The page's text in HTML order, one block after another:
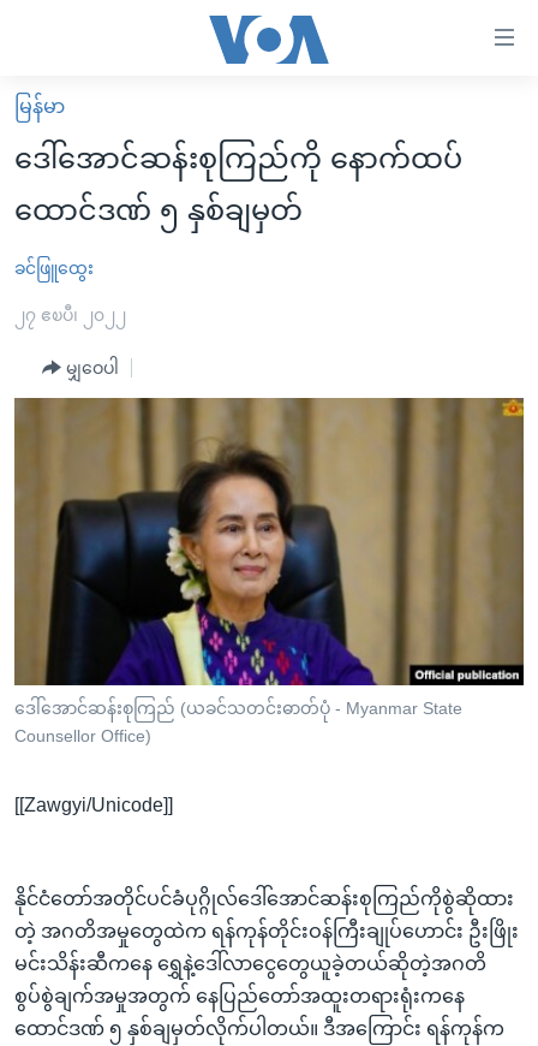
လွယ်ကူ
စေ
များ
ပင်မ
စာမျက်နှာ
ကြည့်
ရန်
ရန်
ကျော်
ရန်
မူလစာမျက်နှာ
မြန်မာ
ကမ္ဘာ့သတင်းများ
နိုင်ငံတကာ
အစ္စရေး-ပါလက်စတိုင်း
ဗွီဒီယို
အင်္ဂလိပ်စာလေ့လာမယ်
မကြေးမုံရဲ့ အင်္ဂလိပ်စာ
ရုပ်ရှင်ထဲက အင်္ဂလိပ်စာ
သုတပဒေသာ အင်္ဂလိပ်စာ
တီဗွီ
ရေဒီယိုနှင့်ရုပ်သံ အချက်အလက်များ
ရေဒီယို/တီဗွီအစီအစဉ်
Learning English
ဗွီအိုအေ လူမှုကွန်ယက်များ
မြန်မာ
ဒေါ်အောင်ဆန်းစုကြည်ကို နောက်ထပ်
ထောင်ဒဏ် ၅ နှစ်ချမှတ်
ခင်ဖြူထွေး
၂၇ ဧၿပီ၊ ၂၀၂၂
မျှဝေပါ
ဒေါ်အောင်ဆန်းစုကြည် (ယခင်သတင်းဓာတ်ပုံ - Myanmar State
Counsellor Office)
[[Zawgyi/Unicode]]
နိုင်ငံတော်အတိုင်ပင်ခံပုဂ္ဂိုလ်ဒေါ်အောင်ဆန်းစုကြည်ကိုစွဲဆိုထား
တဲ့ အဂတိအမှုတွေထဲက ရန်ကုန်တိုင်းဝန်ကြီးချုပ်ဟောင်း ဦးဖြိုး
မင်းသိန်းဆီကနေ ရွှေနဲ့ဒေါ်လာငွေတွေယူခဲ့တယ်ဆိုတဲ့အဂတိ
စွပ်စွဲချက်အမှုအတွက် နေပြည်တော်အထူးတရားရုံးကနေ
ထောင်ဒဏ် ၅ နှစ်ချမှတ်လိုက်ပါတယ်။ ဒီအကြောင်း ရန်ကုန်က